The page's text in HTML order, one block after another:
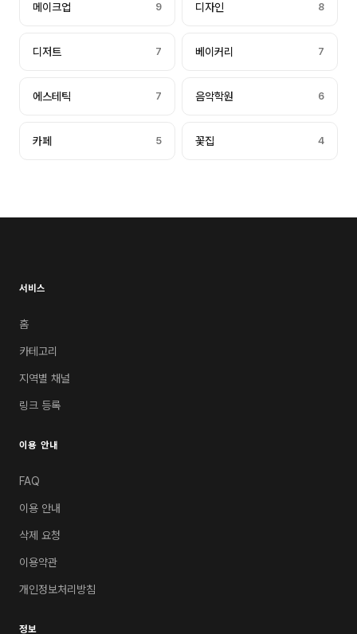
메이크업 9 디자인 8
디저트 7 베이커리 7
에스테틱 7 음악학원 6
카페 5 꽃집 4
서비스
홈
카테고리
지역별 채널
링크 등록
이용 안내
FAQ
이용 안내
삭제 요청
이용약관
개인정보처리방침
정보